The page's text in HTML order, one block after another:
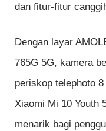
dan fitur-fitur
Dengan layar
765G 5G, kamera
periskop telephoto
Xiaomi Mi 10 Youth
menarik bagi